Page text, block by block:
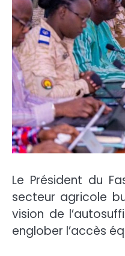
Le Président du
secteur agricole
vision de
englober l’accès